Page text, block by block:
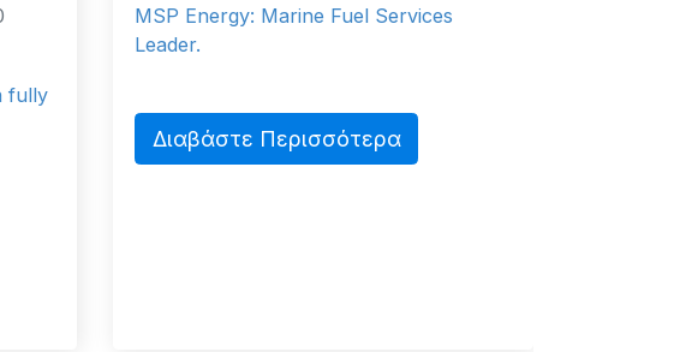
MSP Energy: Marine Fuel Services
Leader.
Διαβάστε Περισσότερα